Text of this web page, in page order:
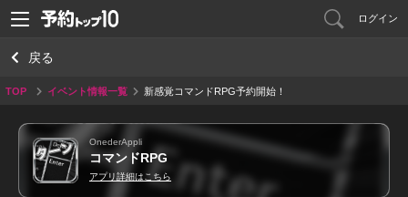
ログイン
戻る
TOP イベント情報一覧 新感覚コマンドRPG予約開始！
OnederAppli
コマンドRPG
アプリ詳細はこちら